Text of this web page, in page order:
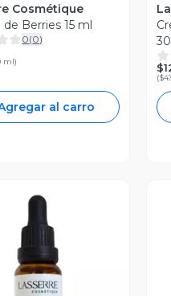
Cosmétique
de Berries 15 ml
0(0)
ml)
al carro
(
Vista Previa